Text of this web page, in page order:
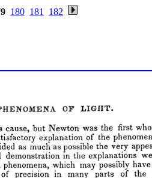
180 181 182